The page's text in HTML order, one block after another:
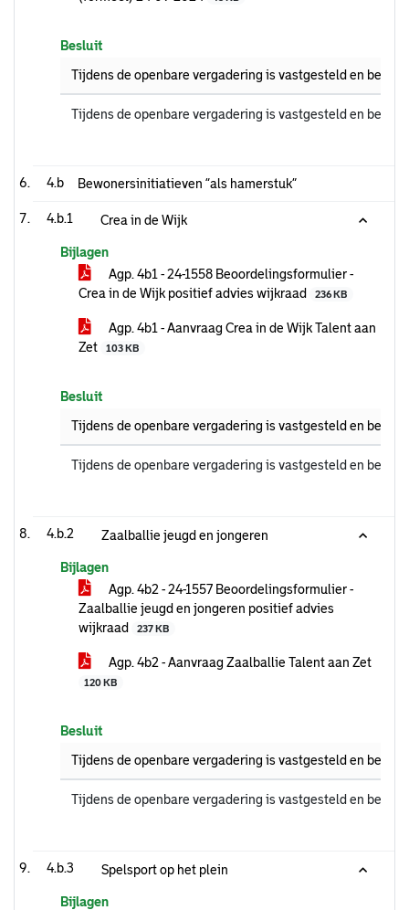
Besluit
Tijdens de openbare vergadering is vastgesteld en
Tijdens de openbare vergadering is vastgesteld en
4.b Bewonersinitiatieven “als hamerstuk”
4.b.1 Crea in de Wijk
Bijlagen
Agp. 4b1 - 24-1558 Beoordelingsformulier -
Crea in de Wijk positief advies wijkraad
236 KB
Agp. 4b1 - Aanvraag Crea in de Wijk Talent aan
Zet
103 KB
Besluit
Tijdens de openbare vergadering is vastgesteld en
Tijdens de openbare vergadering is vastgesteld en
4.b.2 Zaalballie jeugd en jongeren
Bijlagen
Agp. 4b2 - 24-1557 Beoordelingsformulier -
Zaalballie jeugd en jongeren positief advies
wijkraad
237 KB
Agp. 4b2 - Aanvraag Zaalballie Talent aan Zet
120 KB
Besluit
Tijdens de openbare vergadering is vastgesteld en
Tijdens de openbare vergadering is vastgesteld en
4.b.3 Spelsport op het plein
Bijlagen